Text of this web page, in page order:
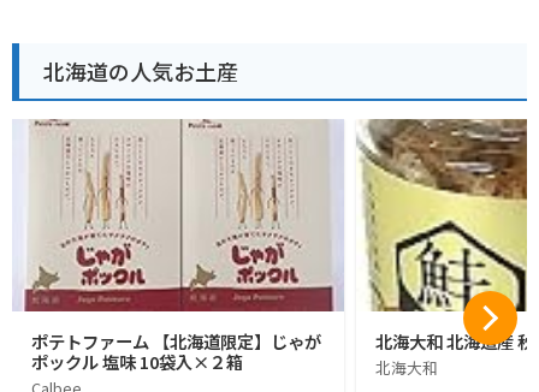
北海道の人気お土産
ポテトファーム 【北海道限定】じゃが
ポックル 塩味 10袋入×２箱
北海大和 北海道産
北海大和